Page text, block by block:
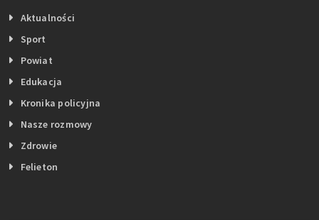
Aktualności
Sport
Powiat
Edukacja
Kronika policyjna
Nasze rozmowy
Zdrowie
Felieton